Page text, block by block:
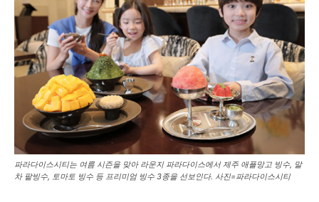
파라다이스시티는 여름 시즌을 맞아 라운지 파라다이스에서 제주 애플망고 빙수, 말
차 팥빙수, 토마토 빙수 등 프리미엄 빙수 3종을 선보인다. 사진=파라다이스시티